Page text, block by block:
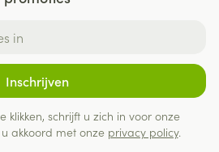
Inschrijven
klikken, schrijft u zich in voor onze
akkoord met onze privacy policy.